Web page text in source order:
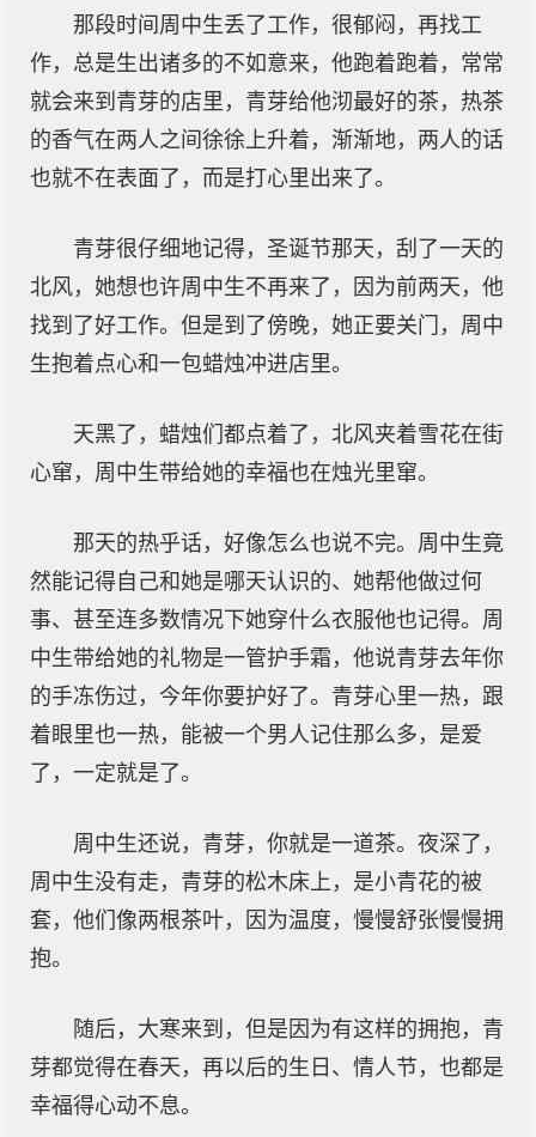
那段时间周中生丢了工作，很郁闷，再找工
作，总是生出诸多的不如意来，他跑着跑着，常常
就会来到青芽的店里，青芽给他沏最好的茶，热茶
的香气在两人之间徐徐上升着，渐渐地，两人的话
也就不在表面了，而是打心里出来了。
青芽很仔细地记得，圣诞节那天，刮了一天的
北风，她想也许周中生不再来了，因为前两天，他
找到了好工作。但是到了傍晚，她正要关门，周中
生抱着点心和一包蜡烛冲进店里。
天黑了，蜡烛们都点着了，北风夹着雪花在街
心窜，周中生带给她的幸福也在烛光里窜。
那天的热乎话，好像怎么也说不完。周中生竟
然能记得自己和她是哪天认识的、她帮他做过何
事、甚至连多数情况下她穿什么衣服他也记得。周
中生带给她的礼物是一管护手霜，他说青芽去年你
的手冻伤过，今年你要护好了。青芽心里一热，跟
着眼里也一热，能被一个男人记住那么多，是爱
了，一定就是了。
周中生还说，青芽，你就是一道茶。夜深了，
周中生没有走，青芽的松木床上，是小青花的被
套，他们像两根茶叶，因为温度，慢慢舒张慢慢拥
抱。
随后，大寒来到，但是因为有这样的拥抱，青
芽都觉得在春天，再以后的生日、情人节，也都是
幸福得心动不息。